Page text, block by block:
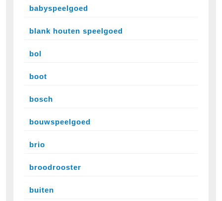
babyspeelgoed
blank houten speelgoed
bol
boot
bosch
bouwspeelgoed
brio
broodrooster
buiten